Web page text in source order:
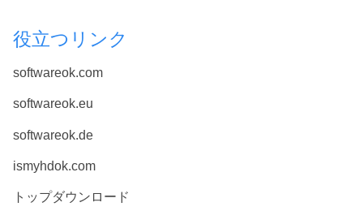
役立つリンク
softwareok.com
softwareok.eu
softwareok.de
ismyhdok.com
トップダウンロード